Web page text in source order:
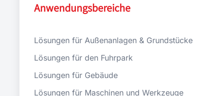
Anwendungsbereiche
Lösungen für Außenanlagen & Grundstücke
Lösungen für den Fuhrpark
Lösungen für Gebäude
Lösungen für Maschinen und Werkzeuge